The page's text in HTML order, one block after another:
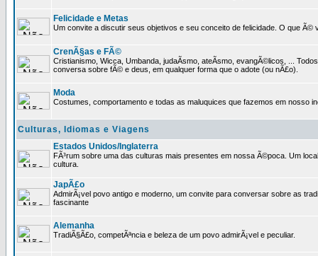
Felicidade e Metas
Um convite a discutir seus objetivos e seu conceito de felicidade. O que Ã©
CrenÃ§as e FÃ©
Cristianismo, Wicca, Umbanda, judaÃ­smo, ateÃ­smo, evangÃ©licos, ...
conversa sobre fÃ© e deus, em qualquer forma que o adote (ou nÃ£o).
Moda
Costumes, comportamento e todas as maluquices que fazemos em nosso
Culturas, Idiomas e Viagens
Estados Unidos/Inglaterra
FÃ³rum sobre uma das culturas mais presentes em nossa Ã©poca. Um
cultura.
JapÃ£o
AdmirÃ¡vel povo antigo e moderno, um convite para conversar sobre as
fascinante
Alemanha
TradiÃ§Ã£o, competÃªncia e beleza de um povo admirÃ¡vel e peculiar.